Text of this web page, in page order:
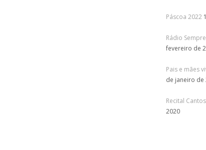
Páscoa 2022
Rádio
fevereiro de
Pais e mães
de janeiro de
Recital
2020